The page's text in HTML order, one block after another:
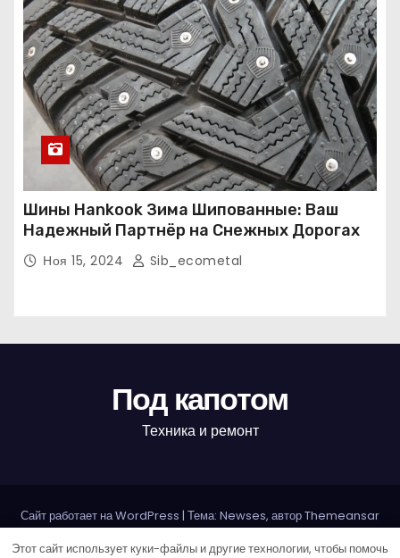
Шины Hankook Зима Шипованные: Ваш
Надежный Партнёр на Снежных Дорогах
Ноя 15, 2024 Sib_ecometal
Под капотом
Техника и ремонт
Сайт работает на WordPress | Тема: Newses, авторThemeansar
Этот сайт использует куки-файлы и другие технологии, чтобы помочь